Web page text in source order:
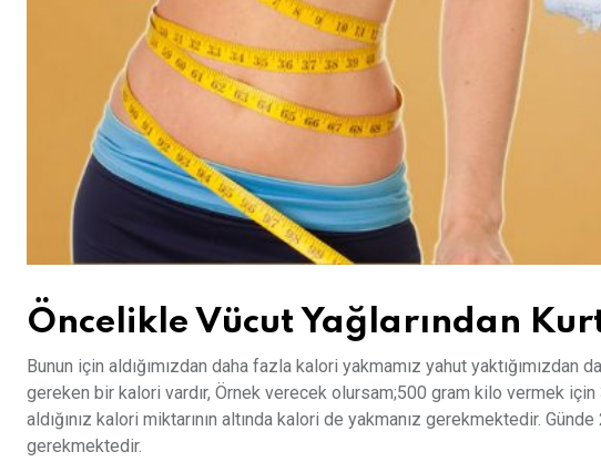
Öncelikle Vücut Yağlarından
Bunun için aldığımızdan daha fazla kalori yakmamız yahut
gereken bir kalori vardır, Örnek verecek olursam;500 gram kilo vermek
aldığınız kalori miktarının altında kalori de yakmanız gerekmektedir.
gerekmektedir.